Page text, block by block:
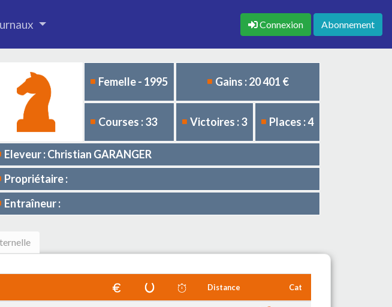
Connexion Abonnement
Femelle - 1995 Gains : 20 401 €
Courses : 33 Victoires : 3 Places : 4
Eleveur : Christian GARANGER
Propriétaire :
Entraîneur :
Distance Cat